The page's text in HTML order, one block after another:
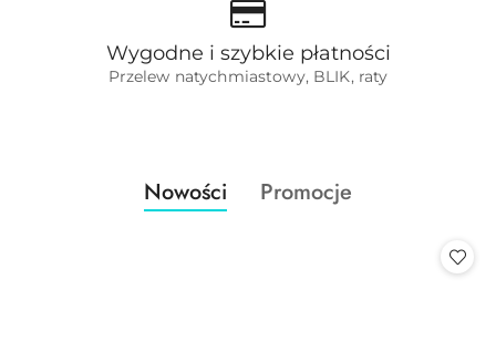
Wygodne i szybkie płatności
Przelew natychmiastowy, BLIK, raty
Pomiń karuzelę produktów
Produkty
o
Nowości
Produkty
Promocje